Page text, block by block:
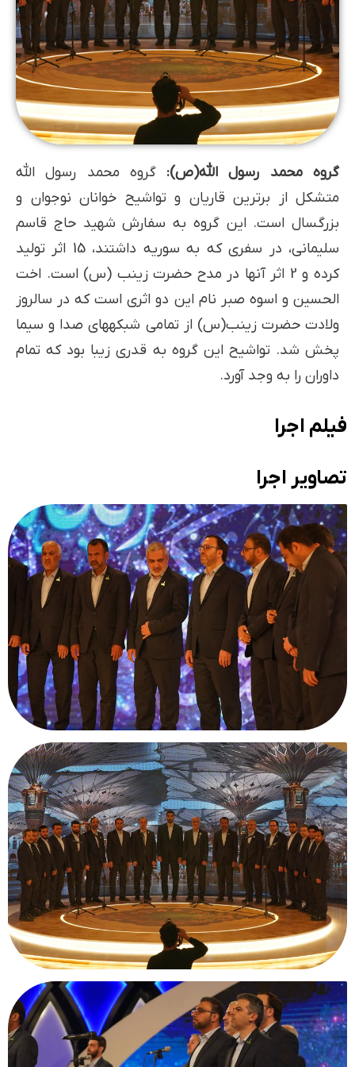
گروه محمد رسول الله(ص):گروه محمد رسول الله
متشکل از برترین قاریان و تواشیح خوانان نوجوان و
بزرگسال است. این گروه به سفارش شهید حاج قاسم
سلیمانی، در سفری که به سوریه داشتند، 15 اثر تولید
کرده و 2 اثر آنها در مدح حضرت زینب (س) است. اخت
الحسین و اسوه صبر نام این دو اثری است که در سالروز
ولادت حضرت زینب(س) از تمامی شبکه­های صدا و سیما
پخش شد. تواشیح این گروه به قدری زیبا بود که تمام
داوران را به وجد آورد.
فیلم اجرا
تصاویر اجرا